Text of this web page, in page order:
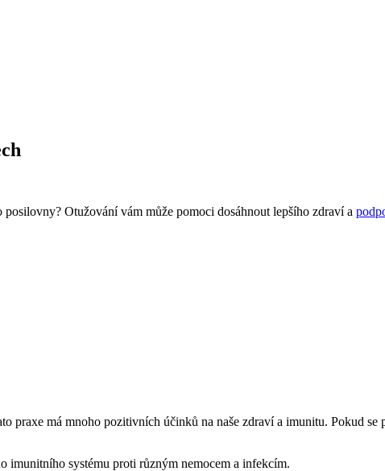
posilovny? Otužování vám může pomoci dosáhnout lepšího zdraví a
praxe má mnoho pozitivních účinků na naše zdraví a imunitu. Pokud
imunitního systému proti různým nemocem a infekcím.